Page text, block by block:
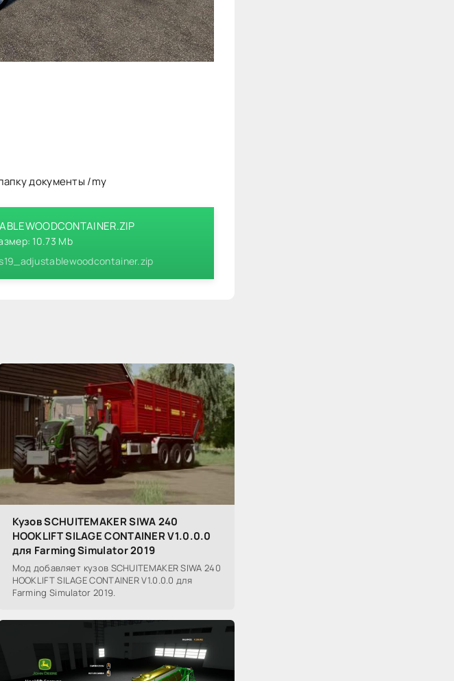
документы /my
10.73 Mb
Кузов SCHUITEMAKER SIWA 240
HOOKLIFT SILAGE CONTAINER V1.0.0.0
для Farming Simulator 2019
Мод добавляет кузов SCHUITEMAKER SIWA 240
HOOKLIFT SILAGE CONTAINER V1.0.0.0 для
Farming Simulator 2019.